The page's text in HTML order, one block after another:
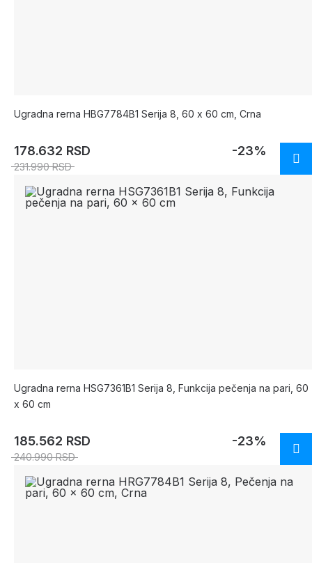
Ugradna rerna HBG7784B1 Serija 8, 60 x 60 cm, Crna
178.632 RSD
231.990 RSD
-23%
Ugradna rerna HSG7361B1 Serija 8, Funkcija pečenja na pari, 60
x 60 cm
185.562 RSD
240.990 RSD
-23%